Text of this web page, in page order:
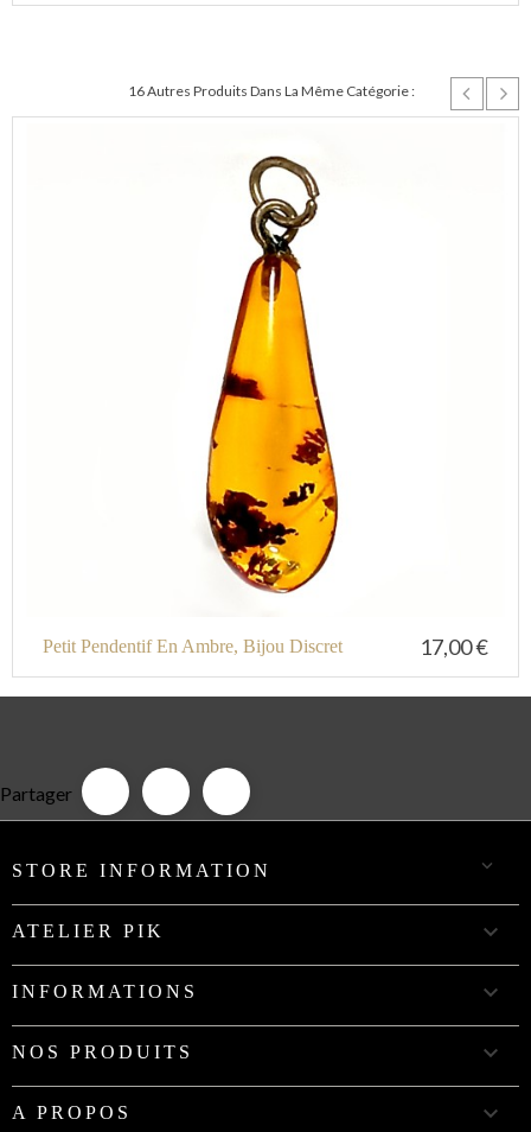
16 Autres Produits Dans La Même Catégorie :
Petit Pendentif En Ambre, Bijou Discret 17,00 €
Partager
STORE INFORMATION 
ATELIER PIK 
INFORMATIONS 
NOS PRODUITS 
A PROPOS 